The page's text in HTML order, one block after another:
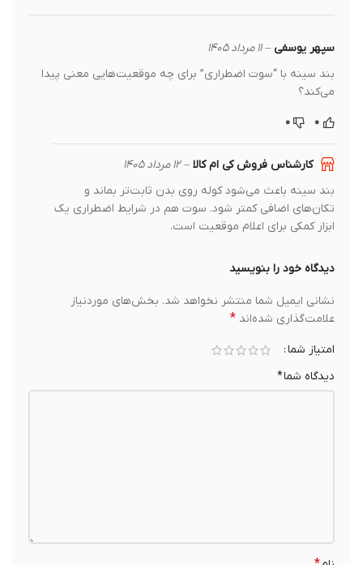
سپهر یوسفی– ۱۱ مرداد ۱۴۰۵
بند سینه با “سوت اضطراری” برای چه موقعیت‌هایی معنی پیدا
می‌کند؟
کارشناس فروش کی ام کالا– ۱۲ مرداد ۱۴۰۵
بند سینه باعث می‌شود کوله روی بدن ثابت‌تر بماند و
تکان‌های اضافی کمتر شود. سوت هم در شرایط اضطراری یک
ابزار کمکی برای اعلام موقعیت است.
دیدگاه خود را بنویسید
نشانی ایمیل شما منتشر نخواهد شد. بخش‌های موردنیاز
علامت‌گذاری شده‌اند*
امتیاز شما
دیدگاه شما*